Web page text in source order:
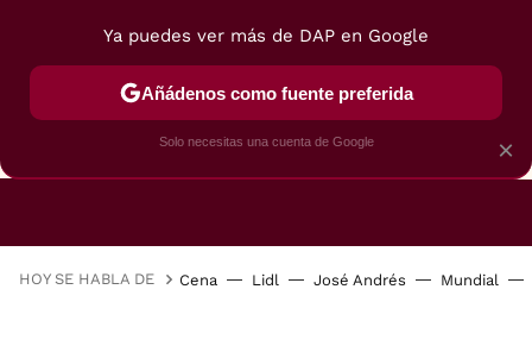
FREIDORAS DE AIRE GUÍAS DE
HOY SE HABLA DE Cena Lidl José Andrés Mundial
×
Ya puedes ver más de DAP en Google
Añádenos como fuente preferida
Solo necesitas una cuenta de Google